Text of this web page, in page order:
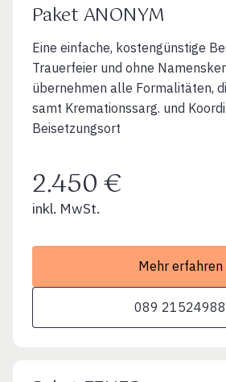
Paket ANONYM
Eine einfache, kostengünstige
Trauerfeier und ohne
übernehmen alle Formalitäten,
samt Kremationssarg. und
Beisetzungsort
2.450 €
inkl. MwSt.
Mehr erfahren
089 21524988